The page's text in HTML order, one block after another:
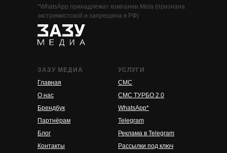
*WhatsApp принадлежат компании Meta (признана
экстремистской и запрещена в РФ)
ЗАЗУ МЕДИА
Главная
О нас
Партнёрам
Брендбук
Блог
Контакты
УСЛУГИ
СМС
СМС ТУРБО 2.0
Telegram
WhatsApp*
Реклама в Telegram
Рассылки под ключ